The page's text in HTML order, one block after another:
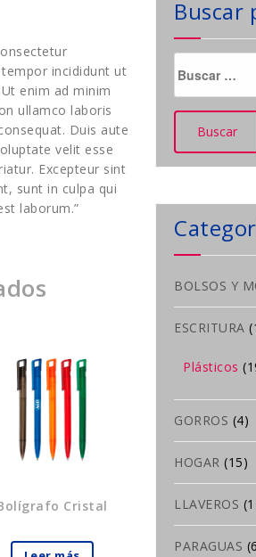
incididunt ut
enim ad minim
ullamco laboris
Duis aute
velit esse
Excepteur sint
sunt in culpa qui
laborum.”
Cristal
Buscar
BOLSOS Y
ESCRITURA
Plásticos
GORROS (4)
HOGAR (15)
LLAVEROS
PARAGUAS